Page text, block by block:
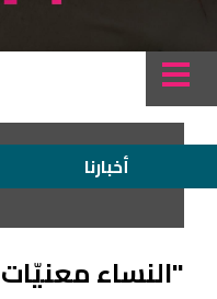
أخبارنا
"النساء